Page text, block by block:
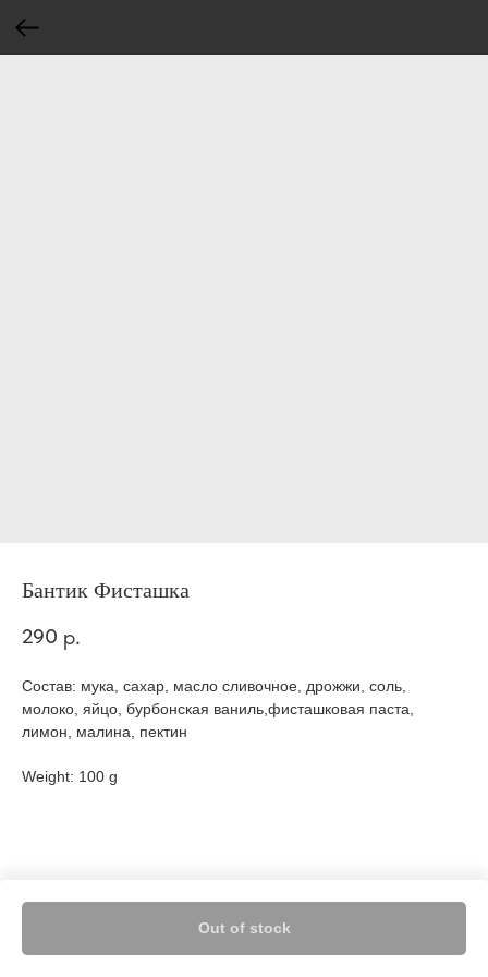
Бантик Фисташка
290 р.
Out of stock
Состав: мука, сахар, масло сливочное, дрожжи, соль,
молоко, яйцо, бурбонская ваниль,фисташковая паста,
лимон, малина, пектин
Weight: 100 g